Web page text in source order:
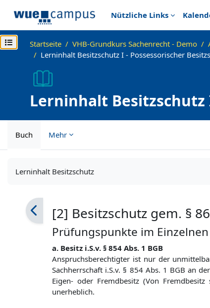
Nützliche Links
Kursindex öffnen
Startseite VHB-Grundkurs Sachenrecht - Demo
Lerninhalt Besitzschutz I - Possessorischer
Lerninhalt Besitzschutz
862 BGB
Buch Mehr
Lerninhalt Besitzschutz
[2] Besitzschutz gem. §
Prüfungspunkte im Einzelnen
a. Besitz i.S.v. § 854 Abs. 1 BGB
Anspruchsberechtigter ist nur der
Sachherrschaft i.S.v. § 854 Abs. 1 BGB an
Eigen- oder Fremdbesitz (Von
unerheblich.